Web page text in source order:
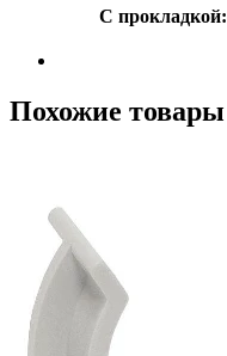
С прокладкой:
Похожие товары